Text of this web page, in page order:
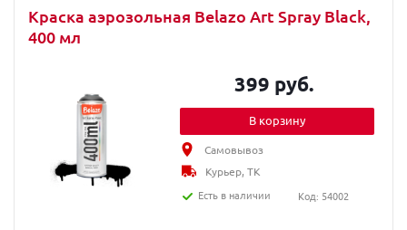
Краска аэрозольная Belazo Art Spray Black,
400 мл
399 руб.
В корзину
Самовывоз
Курьер, ТК
Есть в наличии
Код: 54002